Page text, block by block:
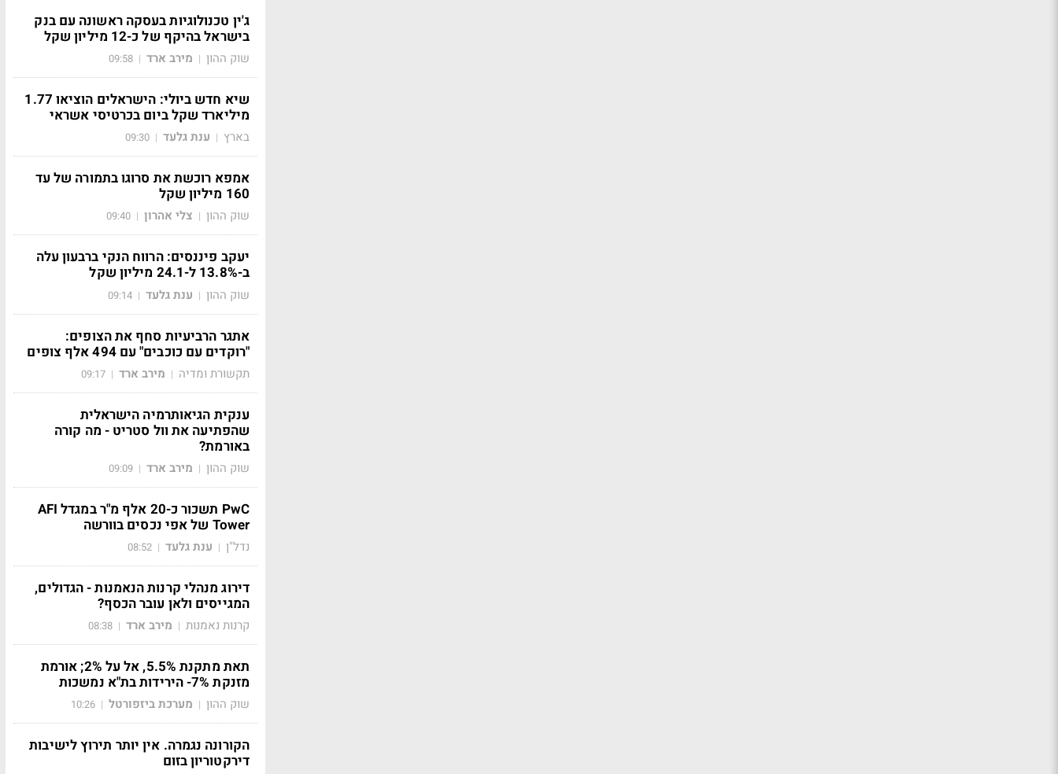
ג'ין טכנולוגיות בעסקה ראשונה עם בנק
בישראל בהיקף של כ-12 מיליון שקל
שוק ההון | מירב ארד |
09:58
שיא חדש ביולי: הישראלים הוציאו 1.77
מיליארד שקל ביום בכרטיסי אשראי
בארץ | ענת גלעד |
09:30
אמפא רוכשת את סרוגו בתמורה של עד
160 מיליון שקל
שוק ההון | צלי אהרון |
09:40
יעקב פיננסים: הרווח הנקי ברבעון עלה
ב-13.8% ל-24.1 מיליון שקל
שוק ההון | ענת גלעד |
09:14
אתגר הרביעיות סחף את הצופים:
"רוקדים עם כוכבים" עם 494 אלף צופים
תקשורת ומדיה | מירב ארד |
09:17
ענקית הגיאותרמיה הישראלית
שהפתיעה את וול סטריט - מה קורה
באורמת?
שוק ההון | מירב ארד |
09:09
PwC תשכור כ-20 אלף מ"ר במגדל AFI
Tower של אפי נכסים בוורשה
נדל"ן | ענת גלעד |
08:52
דירוג מנהלי קרנות הנאמנות - הגדולים,
המגייסים ולאן עובר הכסף?
קרנות נאמנות | מירב ארד |
08:38
תאת מתקנת 5.5%, אל על 2%; אורמת
מזנקת 7%- הירידות בת"א נמשכות
שוק ההון | מערכת ביזפורטל |
10:26
הקורונה נגמרה. אין יותר תירוץ לישיבות
דירקטוריון בזום